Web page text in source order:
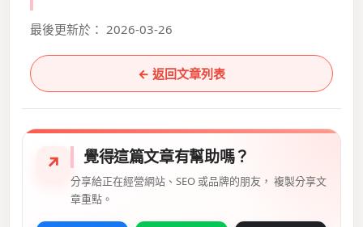
最後更新於： 2026-03-26
← 返回文章列表
↗ 覺得這篇文章有幫助嗎？
分享給正在經營網站、SEO 或品牌的朋友， 複製分享文
章重點。